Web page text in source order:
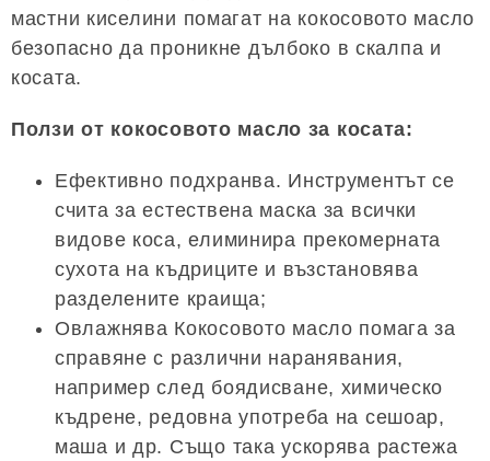
мастни киселини помагат на кокосовото масло
безопасно да проникне дълбоко в скалпа и
косата.
Ползи от кокосовото масло за косата:
Ефективно подхранва. Инструментът се
счита за естествена маска за всички
видове коса, елиминира прекомерната
сухота на къдриците и възстановява
разделените краища;
Овлажнява Кокосовото масло помага за
справяне с различни наранявания,
например след боядисване, химическо
къдрене, редовна употреба на сешоар,
маша и др. Също така ускорява растежа